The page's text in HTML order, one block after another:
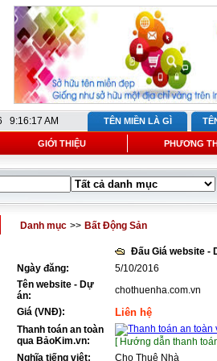
9:16:17 AM TÊN MIỀN LÀ GÌ
GIỚI THIỆU PHƯƠNG
Danh mục >> Bất Động Sản
Đấu Giá website -
Ngày đăng:
5/10/2016
Tên website - Dự
án:
chothuenha.com.vn
Giá (VNĐ):
Liên hệ
Thanh toán an toàn
qua BảoKim.vn:
[ Hướng dẫn thanh
Nghĩa tiếng việt:
Cho Thuê Nhà